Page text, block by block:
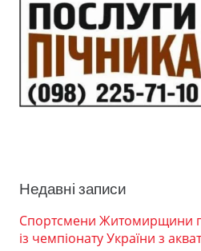
Недавні записи
Спортсмени Житомирщини
із чемпіонату України з